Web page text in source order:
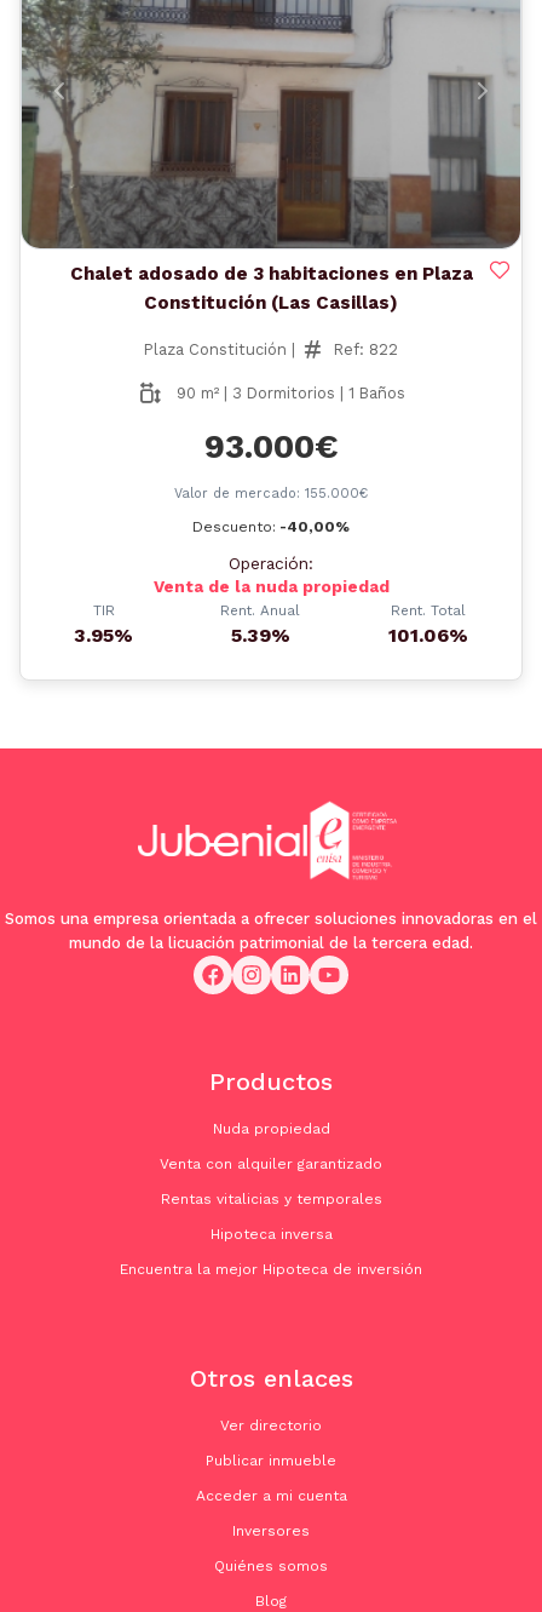
Anterior
Chalet adosado de 3 habitaciones en Plaza
Constitución (Las Casillas)
Plaza Constitución | Ref: 822
90 m² | 3 Dormitorios | 1 Baños
93.000€
Valor de mercado: 155.000€
Descuento: -40,00%
Operación:
Venta de la nuda propiedad
TIR
3.95%
Rent. Anual
5.39%
Rent. Total
101.06%
Somos una empresa orientada a ofrecer soluciones innovadoras en el
mundo de la licuación patrimonial de la tercera edad.
Productos
Nuda propiedad
Venta con alquiler garantizado
Rentas vitalicias y temporales
Hipoteca inversa
Encuentra la mejor Hipoteca de inversión
Otros enlaces
Ver directorio
Publicar inmueble
Acceder a mi cuenta
Inversores
Quiénes somos
Blog